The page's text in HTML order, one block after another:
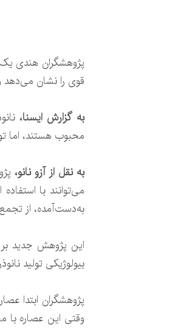
پژوهشگران هندی یک
قوی را نشان
به گزارش ایسنا،
محبوب هستند، اما
به نقل از آزو نانو،
می‌توانند با
به‌دست‌آمده، از تجمع
بیولوژیکی تولید
پژوهشگران ابتدا
وقتی این عصاره با